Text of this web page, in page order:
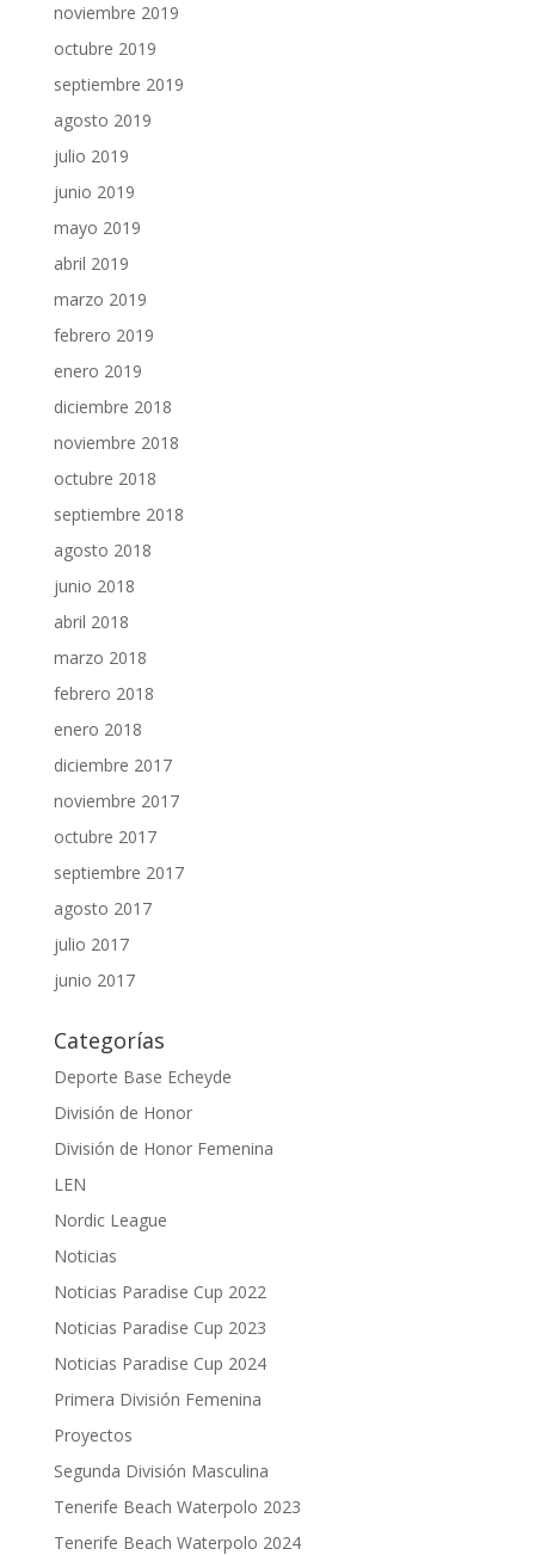
noviembre 2019
octubre 2019
septiembre 2019
agosto 2019
julio 2019
junio 2019
mayo 2019
abril 2019
marzo 2019
febrero 2019
enero 2019
diciembre 2018
noviembre 2018
octubre 2018
septiembre 2018
agosto 2018
junio 2018
abril 2018
marzo 2018
febrero 2018
enero 2018
diciembre 2017
noviembre 2017
octubre 2017
septiembre 2017
agosto 2017
julio 2017
junio 2017
Categorías
Deporte Base Echeyde
División de Honor
División de Honor Femenina
LEN
Nordic League
Noticias
Noticias Paradise Cup 2022
Noticias Paradise Cup 2023
Noticias Paradise Cup 2024
Primera División Femenina
Proyectos
Segunda División Masculina
Tenerife Beach Waterpolo 2023
Tenerife Beach Waterpolo 2024